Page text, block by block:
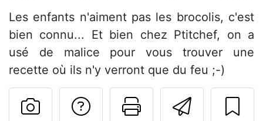
Les enfants n'aiment pas les brocolis, c'est
bien connu... Et bien chez Ptitchef, on a
usé de malice pour vous trouver une
recette où ils n'y verront que du feu ;-)
Imprimer
Poser une